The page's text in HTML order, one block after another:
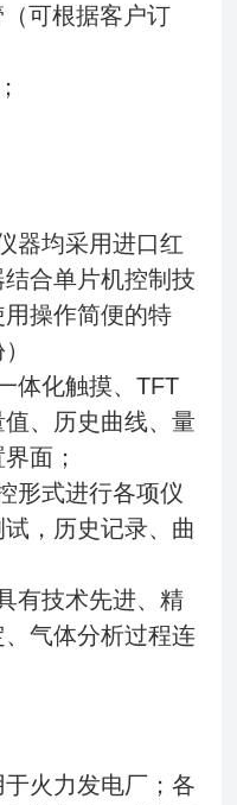
可根据客户订
器均采用进口红
合单片机控制技
操作简便的特
体化触摸、TFT
、历史曲线、量
面；
形式进行各项仪
，历史记录、曲
有技术先进、精
气体分析过程连
于火力发电厂；各